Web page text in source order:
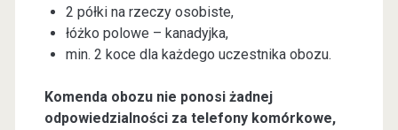
2 półki na rzeczy osobiste,
łóżko polowe – kanadyjka,
min. 2 koce dla każdego uczestnika obozu.
Komenda obozu nie ponosi żadnej
odpowiedzialności za telefony komórkowe,